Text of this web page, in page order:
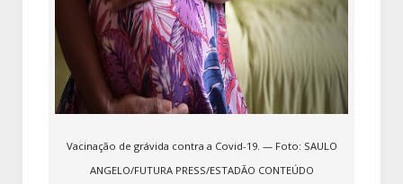
Vacinação de grávida contra a Covid-19. — Foto: SAULO
ANGELO/FUTURA PRESS/ESTADÃO CONTEÚDO